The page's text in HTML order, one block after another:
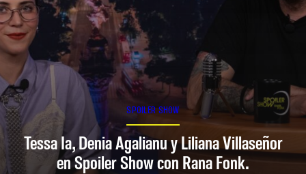
SPOILER SHOW
Tessa Ia, Denia Agalianu y Liliana Villaseñor
en Spoiler Show con Rana Fonk.